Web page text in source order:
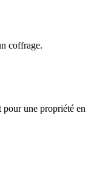
coffrage.
pour une propriété en